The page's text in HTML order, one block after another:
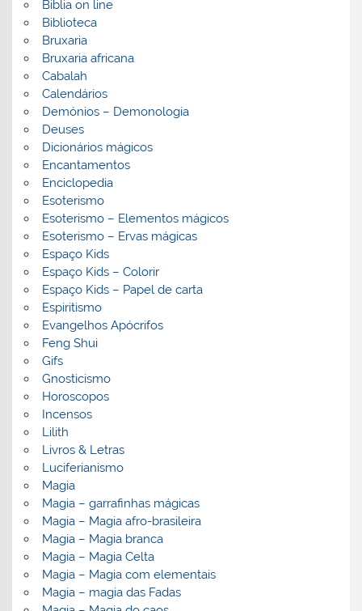
Biblia on line
Biblioteca
Bruxaria
Bruxaria africana
Cabalah
Calendários
Demónios – Demonologia
Deuses
Dicionários mágicos
Encantamentos
Enciclopedia
Esoterismo
Esoterismo – Elementos mágicos
Esoterismo – Ervas mágicas
Espaço Kids
Espaço Kids – Colorir
Espaço Kids – Papel de carta
Espiritismo
Evangelhos Apócrifos
Feng Shui
Gifs
Gnosticismo
Horoscopos
Incensos
Lilith
Livros & Letras
Luciferianismo
Magia
Magia – garrafinhas mágicas
Magia – Magia afro-brasileira
Magia – Magia branca
Magia – Magia Celta
Magia – Magia com elementais
Magia – magia das Fadas